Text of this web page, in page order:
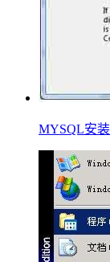
MYSQL安